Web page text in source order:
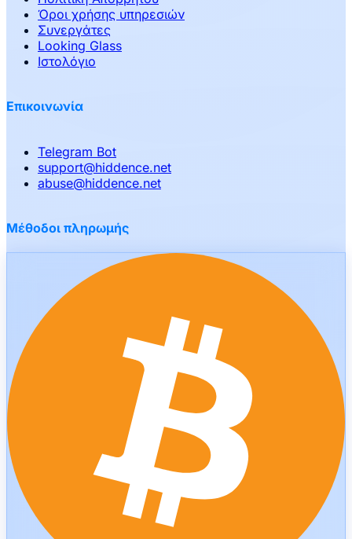
Όροι χρήσης υπηρεσιών
Συνεργάτες
Looking Glass
Ιστολόγιο
Επικοινωνία
Telegram Bot
support@hiddence.net
abuse@hiddence.net
Μέθοδοι πληρωμής